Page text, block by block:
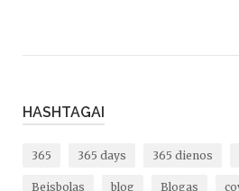
HASHTAGAI
365 365 days 365 dienos
Beisbolas blog Blogas